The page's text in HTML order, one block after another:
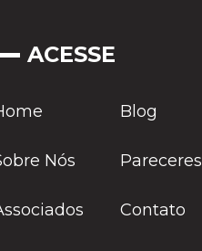
ACESSE
Nós
Blog
Pareceres
Contato